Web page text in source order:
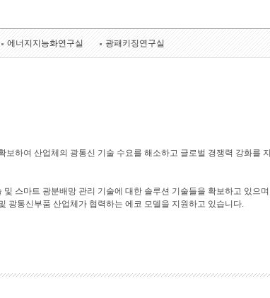
에너지지능화연구실 광패키징연구실
보하여 산업체의 광통신 기술 수요를 해소하고 글로벌 경쟁력 강화를
스마트 광분배망 관리 기술에 대한 솔루션 기술들을 확보하고 있으
광통신부품 산업체가 협력하는 에코 모델을 지원하고 있습니다.